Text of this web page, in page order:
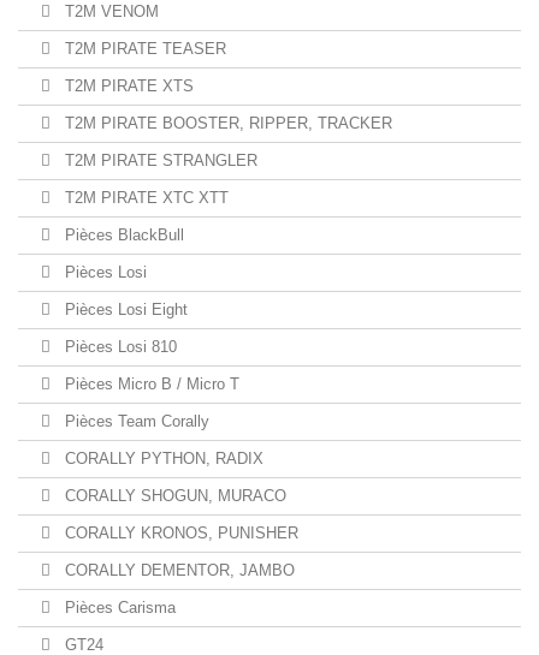
T2M VENOM
T2M PIRATE TEASER
T2M PIRATE XTS
T2M PIRATE BOOSTER, RIPPER, TRACKER
T2M PIRATE STRANGLER
T2M PIRATE XTC XTT
Pièces BlackBull
Pièces Losi
Pièces Losi Eight
Pièces Losi 810
Pièces Micro B / Micro T
Pièces Team Corally
CORALLY PYTHON, RADIX
CORALLY SHOGUN, MURACO
CORALLY KRONOS, PUNISHER
CORALLY DEMENTOR, JAMBO
Pièces Carisma
GT24